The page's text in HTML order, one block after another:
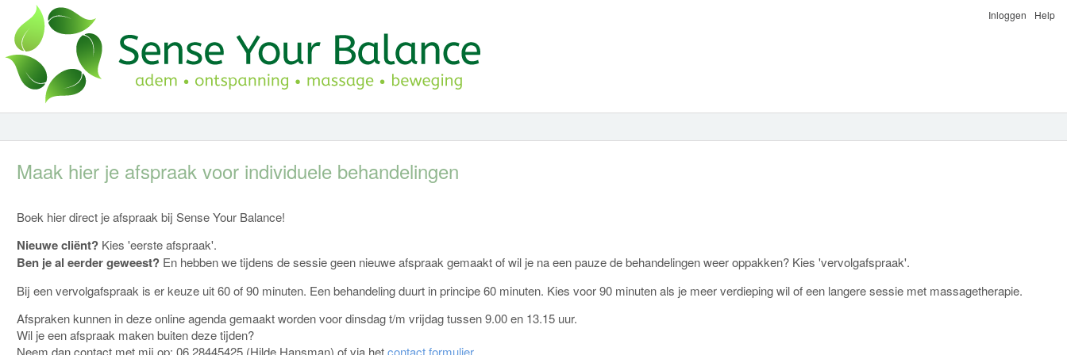
Inloggen Help
Maak hier je afspraak voor individuele behandelingen
Boek hier direct je afspraak bij Sense Your Balance!
Nieuwe cliënt? Kies 'eerste afspraak'.
Ben je al eerder geweest? En hebben we tijdens de sessie geen nieuwe afspraak gemaakt of wil je na een pauze de behandelingen weer oppakken? Kies 'vervolgafspraak'.
Bij een vervolgafspraak is er keuze uit 60 of 90 minuten. Een behandeling duurt in principe 60 minuten. Kies voor 90 minuten als je meer verdieping wil of een langere sessie met massagetherapie.
Afspraken kunnen in deze online agenda gemaakt worden voor dinsdag t/m vrijdag tussen 9.00 en 13.15 uur.
Wil je een afspraak maken buiten deze tijden?
Neem dan contact met mij op: 06 28445425 (Hilde Hansman) of via hetcontact formulier